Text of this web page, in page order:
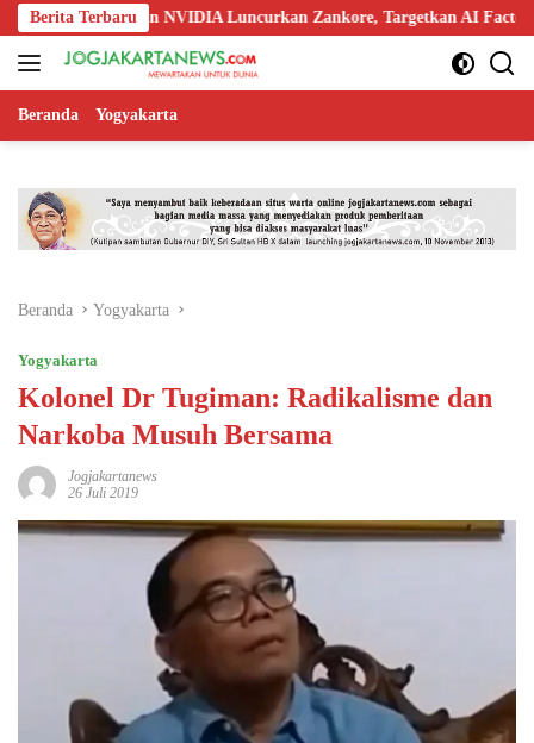
Langsung
ke
konten
Berita Terbaru
dan NVIDIA Luncurkan Zankore, Targetkan AI Factory 1 GW
Beranda Yogyakarta
Beranda Yogyakarta
Yogyakarta
Kolonel Dr Tugiman: Radikalisme dan
Narkoba Musuh Bersama
Jogjakartanews
26 Juli 2019